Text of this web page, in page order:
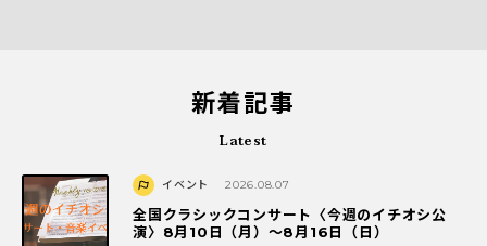
新着記事
Latest
イベント 2026.08.07
全国クラシックコンサート〈今週のイチオシ公
演〉8月10日（月）～8月16日（日）